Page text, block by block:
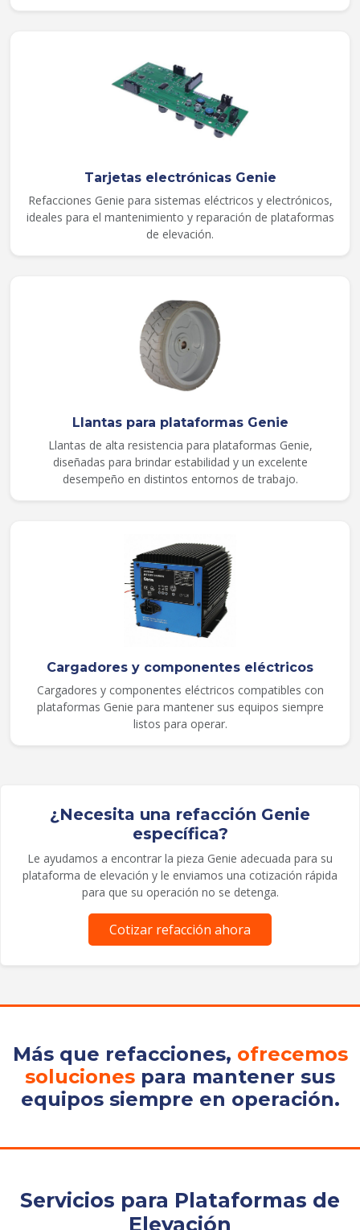
Tarjetas electrónicas Genie
Refacciones Genie para sistemas eléctricos y electrónicos,
ideales para el mantenimiento y reparación de plataformas
de elevación.
Llantas para plataformas Genie
Llantas de alta resistencia para plataformas Genie,
diseñadas para brindar estabilidad y un excelente
desempeño en distintos entornos de trabajo.
Cargadores y componentes eléctricos
Cargadores y componentes eléctricos compatibles con
plataformas Genie para mantener sus equipos siempre
listos para operar.
¿Necesita una refacción Genie
específica?
Le ayudamos a encontrar la pieza Genie adecuada para su
plataforma de elevación y le enviamos una cotización rápida
para que su operación no se detenga.
Cotizar refacción ahora
Más que refacciones, ofrecemos
soluciones para mantener sus
equipos siempre en operación.
Servicios para Plataformas de
Elevación